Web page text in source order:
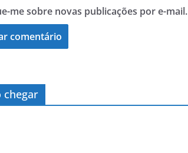
me sobre novas publicações por e-mail.
chegar